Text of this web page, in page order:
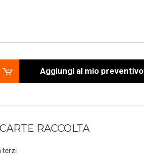
Aggiungi al mio preventivo
RACCOLTA
terzi